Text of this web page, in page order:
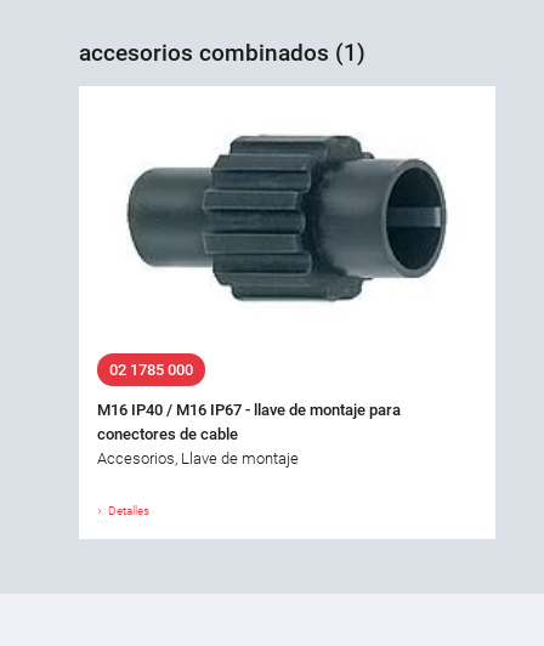
accesorios combinados (1)
02 1785 000
M16 IP40 / M16 IP67 - llave de montaje para
conectores de cable
Accesorios, Llave de montaje
Detalles